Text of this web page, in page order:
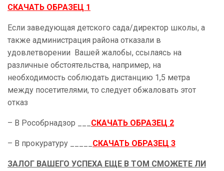
СКАЧАТЬ ОБРАЗЕЦ 1
Если заведующая детского сада/директор школы, а
также администрация района отказали в
удовлетворении Вашей жалобы, ссылаясь на
различные обстоятельства, например, на
необходимость соблюдать дистанцию 1,5 метра
между посетителями, то следует обжаловать этот
отказ
– В Рособрнадзор ___ СКАЧАТЬ ОБРАЗЕЦ 2
– В прокуратуру _____ СКАЧАТЬ ОБРАЗЕЦ 3
ЗАЛОГ ВАШЕГО УСПЕХА ЕЩЕ В ТОМ СМОЖЕТЕ ЛИ